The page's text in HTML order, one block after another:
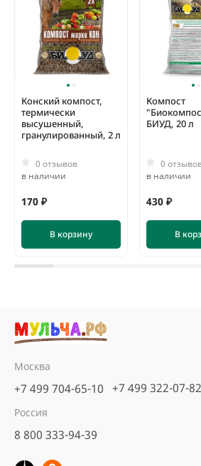
Конский компост,
термически
высушенный,
гранулированный, 2 л
0 отзывов
в наличии
170 ₽
В корзину
Компост
БИУД, 20 л
0
в наличии
430 ₽
В
нефракционная, 60 л
5
6 отзывов
предзаказ
560 ₽
Москва
+7 499 704-65-10 +7 499 322-07-82
Россия
8 800 333-94-39